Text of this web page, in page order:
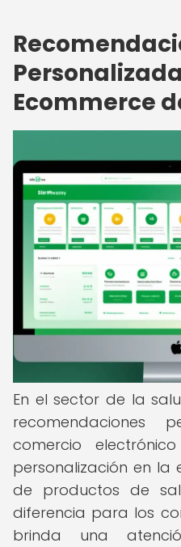
Ecommerce
En el sector de la
recomendaciones
comercio
personalización en la
de productos de
diferencia para los
brinda una